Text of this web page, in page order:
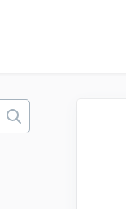
Toggle
Search